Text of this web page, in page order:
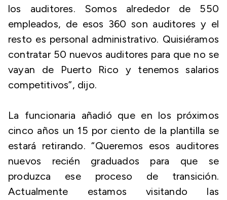
los auditores. Somos alrededor de 550
empleados, de esos 360 son auditores y el
resto es personal administrativo. Quisiéramos
contratar 50 nuevos auditores para que no se
vayan de Puerto Rico y tenemos salarios
competitivos”, dijo.
La funcionaria añadió que en los próximos
cinco años un 15 por ciento de la plantilla se
estará retirando. “Queremos esos auditores
nuevos recién graduados para que se
produzca ese proceso de transición.
Actualmente estamos visitando las